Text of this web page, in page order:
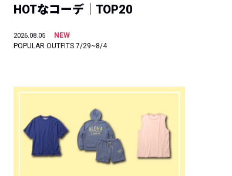
HOTなコーデ｜TOP20
2026.08.05
NEW
POPULAR OUTFITS 7/29~8/4